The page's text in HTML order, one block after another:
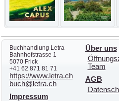
Buchhandlung Letra
Bahnhofstrasse 1
5070 Frick
+41 62 871 81 71
https://www.letra.ch
buch@letra.ch
Über uns
Team
AGB
Impressum